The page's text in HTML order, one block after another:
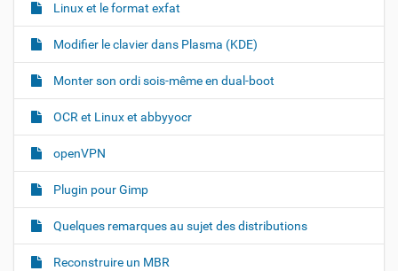
Linux et le format exfat
Modifier le clavier dans Plasma (KDE)
Monter son ordi sois-même en dual-boot
OCR et Linux et abbyyocr
openVPN
Plugin pour Gimp
Quelques remarques au sujet des distributions
Reconstruire un MBR